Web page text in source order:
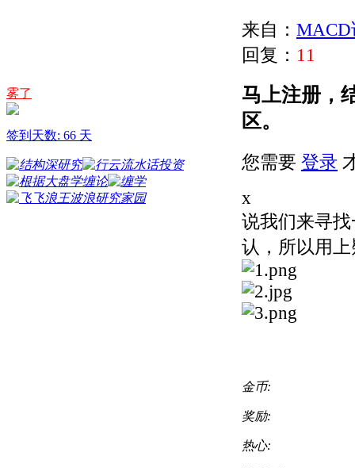
雾了
签到天数: 66 天
来自： MACD
回复： 11
马上注册，
区。
您需要 登录
x
说我们来寻
认，所以用
金币:
奖励:
热心: